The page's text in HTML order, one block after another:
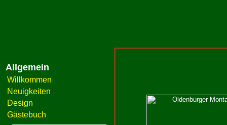
Allgemein
Willkommen
Neuigkeiten
Design
Gästebuch